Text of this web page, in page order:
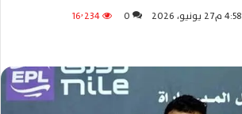
4:58 م27 يونيو، 2026 0
16٬234